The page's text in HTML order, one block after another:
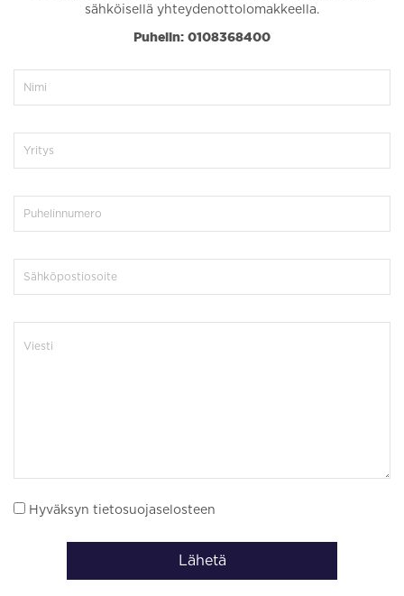
sähköisellä yhteydenottolomakkeella.
Puhelin: 0108368400
Hyväksyn tietosuojaselosteen
Lähetä